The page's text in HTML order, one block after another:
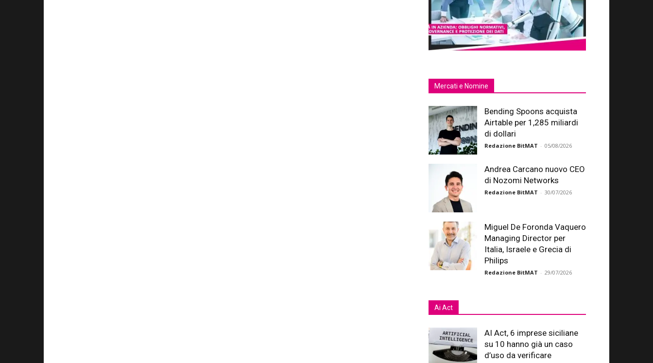
Mercati e Nomine
Bending Spoons acquista
Airtable per 1,285 miliardi
di dollari
Redazione BitMAT - 05/08/2026
Andrea Carcano nuovo CEO
di Nozomi Networks
Redazione BitMAT - 30/07/2026
Miguel De Foronda Vaquero
Managing Director per
Italia, Israele e Grecia di
Philips
Redazione BitMAT - 29/07/2026
Ai Act
AI Act, 6 imprese siciliane
su 10 hanno già un caso
d’uso da verificare